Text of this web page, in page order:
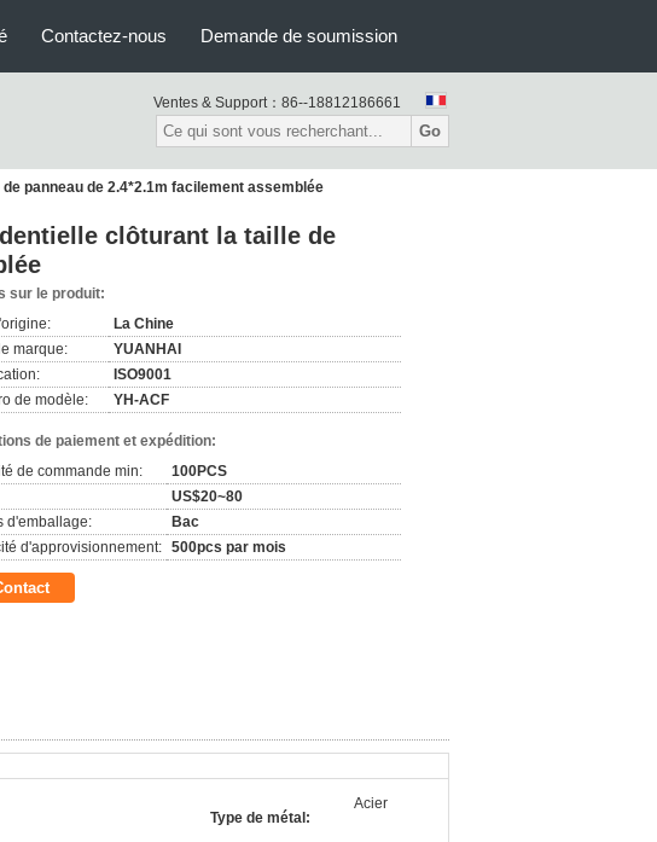
Contactez-nous Demande de soumission
Ventes & Support： 86--18812186661
Go
panneau de 2.4*2.1m facilement assemblée
clôturant la taille de
sur le produit:
La Chine
marque:
YUANHAI
ISO9001
de modèle:
YH-ACF
de paiement et expédition:
de commande min:
100PCS
US$20~80
d'emballage:
Bac
d'approvisionnement: 500pcs par mois
Type de métal:
Acier